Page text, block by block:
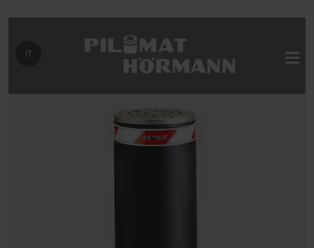
Seleziona la tua lingua
IT